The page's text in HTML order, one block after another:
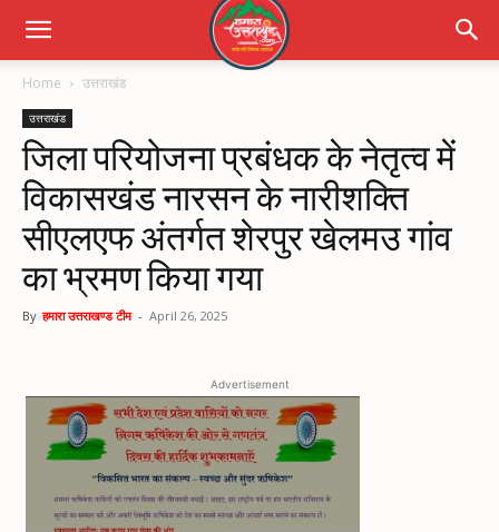
Home उत्तराखंड
उत्तराखंड
जिला परियोजना प्रबंधक के नेतृत्व में
विकासखंड नारसन के नारीशक्ति
सीएलएफ अंतर्गत शेरपुर खेलमउ गांव
का भ्रमण किया गया
By हमारा उत्तराखण्ड टीम - April 26, 2025
Advertisement